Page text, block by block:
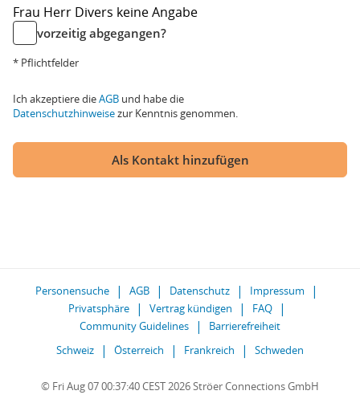
Frau Herr Divers keine Angabe
vorzeitig abgegangen?
* Pflichtfelder
Ich akzeptiere dieAGB und habe die
Datenschutzhinweisezur Kenntnis genommen.
Als Kontakt hinzufügen
Personensuche AGB Datenschutz
Impressum
Privatsphäre
Vertrag kündigen
FAQ
Community Guidelines
Barrierefreiheit
Schweiz
Österreich Frankreich Schweden
© Fri Aug 07 00:37:40 CEST 2026 Ströer Connections GmbH